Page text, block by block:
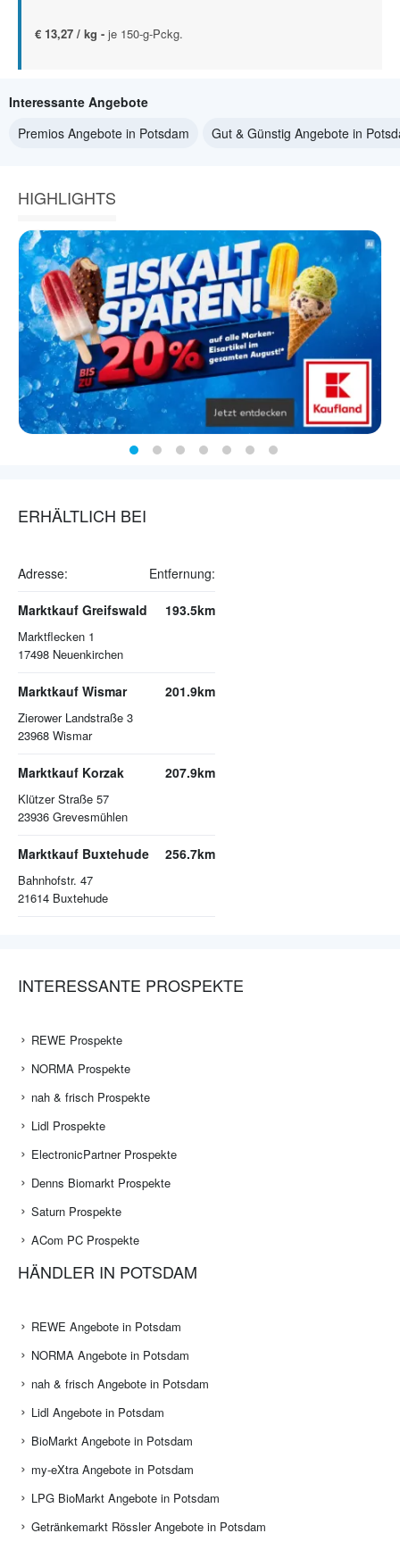
€ 13,27 / kg - je 150-g-Pckg.
Interessante Angebote
Premios Angebote in Potsdam
Gut & Günstig Angebote in
HIGHLIGHTS
ERHÄLTLICH BEI
Adresse: Entfernung:
Marktkauf Greifswald
Marktflecken 1
17498 Neuenkirchen
193.5km
Marktkauf Wismar
Zierower Landstraße 3
23968 Wismar
201.9km
Marktkauf Korzak
Klützer Straße 57
23936 Grevesmühlen
207.9km
Marktkauf Buxtehude
Bahnhofstr. 47
21614 Buxtehude
256.7km
INTERESSANTE PROSPEKTE
REWE Prospekte
NORMA Prospekte
nah & frisch Prospekte
Lidl Prospekte
ElectronicPartner Prospekte
Denns Biomarkt Prospekte
Saturn Prospekte
ACom PC Prospekte
HÄNDLER IN POTSDAM
REWE Angebote in Potsdam
NORMA Angebote in Potsdam
nah & frisch Angebote in Potsdam
Lidl Angebote in Potsdam
BioMarkt Angebote in Potsdam
my-eXtra Angebote in Potsdam
LPG BioMarkt Angebote in Potsdam
Getränkemarkt Rössler Angebote in Potsdam